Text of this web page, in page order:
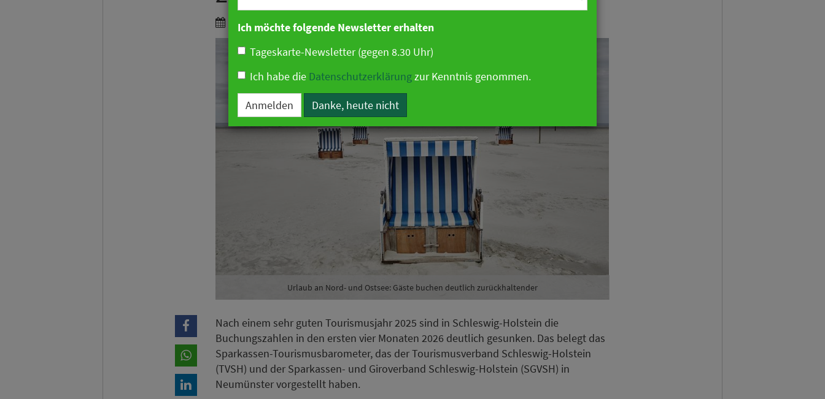
28. Mai 2026 07:00 Uhr | Tourismus
Urlaub an Nord- und Ostsee: Gäste buchen deutlich zurückhaltender
Nach einem sehr guten Tourismusjahr 2025 sind in Schleswig-Holstein die
Buchungszahlen in den ersten vier Monaten 2026 deutlich gesunken. Das belegt das
Sparkassen-Tourismusbarometer, das der Tourismusverband Schleswig-Holstein
(TVSH) und der Sparkassen- und Giroverband Schleswig-Holstein (SGVSH) in
Neumünster vorgestellt haben.
Ich möchte folgende Newsletter erhalten
Tageskarte-Newsletter (gegen 8.30 Uhr)
Ich habe die Datenschutzerklärungzur Kenntnis genommen.
Anmelden Danke, heute nicht